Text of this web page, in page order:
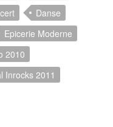
Danse
Epicerie Moderne
2010
Inrocks 2011